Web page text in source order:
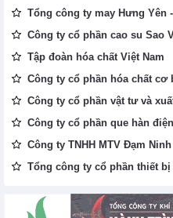
Tổng công ty may Hưng Yên
Công ty cổ phần cao su Sao
Tập đoàn hóa chất Việt Nam
Công ty cổ phần hóa chất cơ
Công ty cổ phần vật tư và
Công ty cổ phần que hàn
Công ty TNHH MTV Đạm
Tổng công ty cổ phần thiết bị